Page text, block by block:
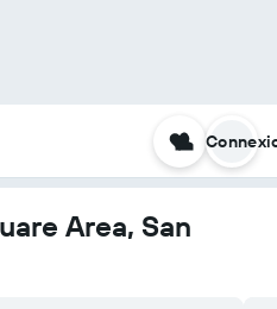
Area, San